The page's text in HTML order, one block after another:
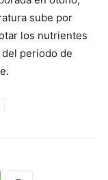
sube por
los nutrientes
periodo de